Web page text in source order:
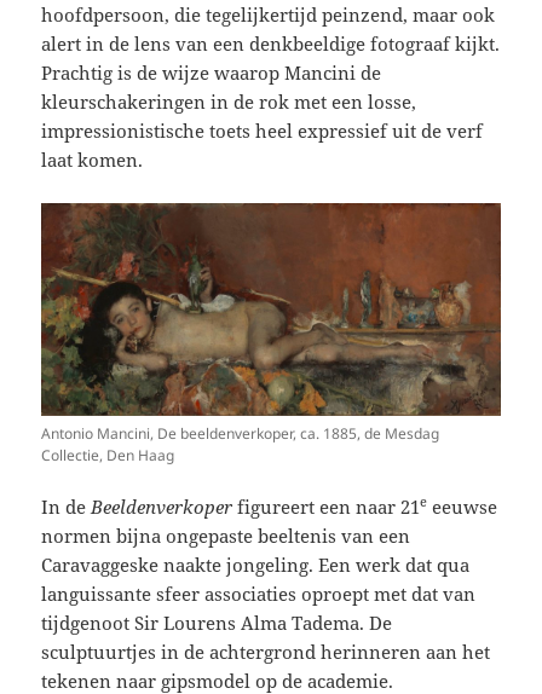
hoofdpersoon, die tegelijkertijd peinzend, maar ook
alert in de lens van een denkbeeldige fotograaf kijkt.
Prachtig is de wijze waarop Mancini de
kleurschakeringen in de rok met een losse,
impressionistische toets heel expressief uit de verf
laat komen.
Antonio Mancini, De beeldenverkoper, ca. 1885, de Mesdag
Collectie, Den Haag
In de Beeldenverkoper figureert een naar 21e eeuwse
normen bijna ongepaste beeltenis van een
Caravaggeske naakte jongeling. Een werk dat qua
languissante sfeer associaties oproept met dat van
tijdgenoot Sir Lourens Alma Tadema. De
sculptuurtjes in de achtergrond herinneren aan het
tekenen naar gipsmodel op de academie.